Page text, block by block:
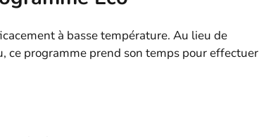
à basse température. Au lieu de
ce programme prend son temps pour effectuer